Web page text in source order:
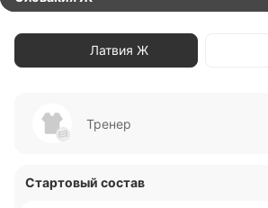
Латвия Ж
Тренер
Стартовый состав